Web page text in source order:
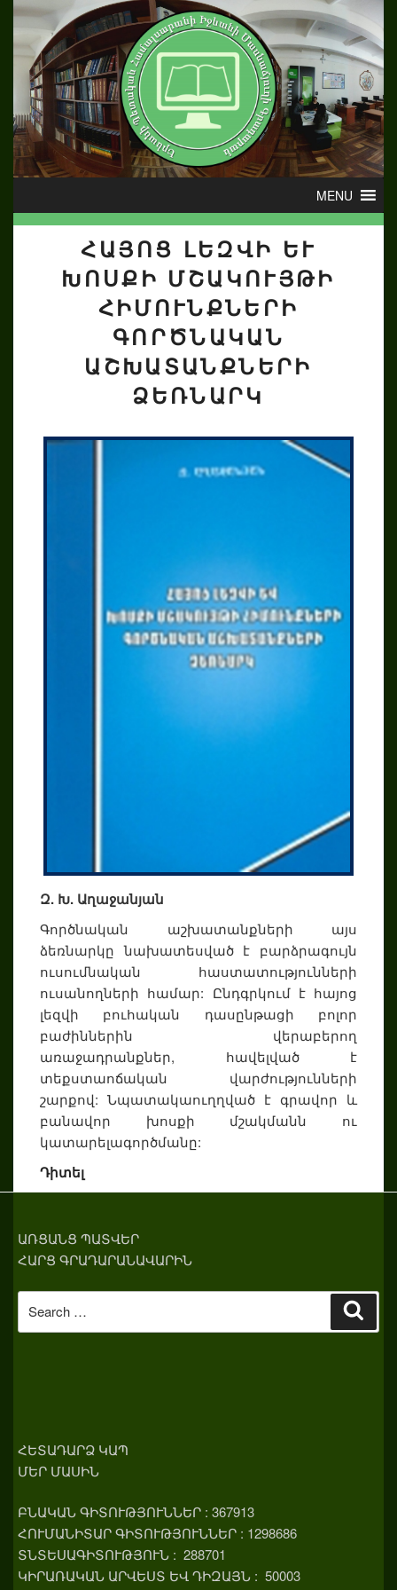
ՀԱՅՈՑ ԼԵԶՎԻ ԵՒ Խ
ՈՍՔԻ ՄՇԱԿՈՒՅԹԻ Հ
ԻՄՈՒՆՔՆԵՐԻ Գ
ՈՐԾՆԱԿԱՆ Ա
ՇԽԱՏԱՆՔՆԵՐԻ Ձ
ԵՌՆԱՐԿ
Զ. Խ. Աղաջանյան
Գործնական աշխատանքների այս
ձեռնարկը նախատեսված է բարձրագույն
ուսումնական հաստատությունների
ուսանողների համար: Ընդգրկում է հայոց
լեզվի բուհական դասընթացի բոլոր
բաժիններին վերաբերող
առաջադրանքներ, հավելված է
տեքստաոճական վարժությունների
շարքով: Նպատակաուղղված է գրավոր և
բանավոր խոսքի մշակմանն ու
կատարելագործմանը:
Դիտել
ԱՌՑԱՆՑ ՊԱՏՎԵՐ
ՀԱՐՑ ԳՐԱԴԱՐԱՆԱՎԱՐԻՆ
for:
ՀԵՏԱԴԱՐՁ ԿԱՊ
ՄԵՐ ՄԱՍԻՆ
ԲՆԱԿԱՆ ԳԻՏՈՒԹՅՈՒՆՆԵՐ : 367913
ՀՈՒՄԱՆԻՏԱՐ ԳԻՏՈՒԹՅՈՒՆՆԵՐ : 1298686
ՏՆՏԵՍԱԳԻՏՈՒԹՅՈՒՆ : 288701
ԿԻՐԱՌԱԿԱՆ ԱՐՎԵՍՏ ԵՎ ԴԻԶԱՅՆ : 50003